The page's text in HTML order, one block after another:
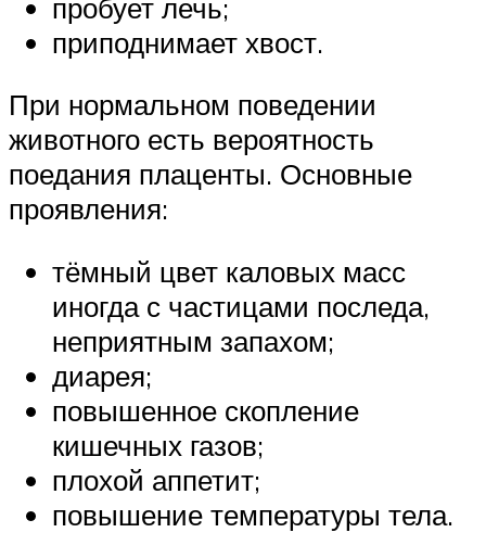
пробует лечь;
приподнимает хвост.
При нормальном поведении
животного есть вероятность
поедания плаценты. Основные
проявления:
тёмный цвет каловых масс
иногда с частицами последа,
неприятным запахом;
диарея;
повышенное скопление
кишечных газов;
плохой аппетит;
повышение температуры тела.